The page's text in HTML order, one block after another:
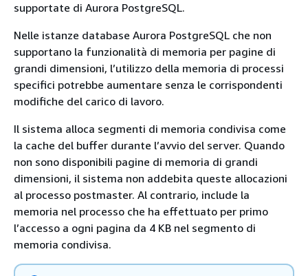
supportate di Aurora PostgreSQL.
Nelle istanze database Aurora PostgreSQL che non
supportano la funzionalità di memoria per pagine di
grandi dimensioni, l’utilizzo della memoria di processi
specifici potrebbe aumentare senza le corrispondenti
modifiche del carico di lavoro.
Il sistema alloca segmenti di memoria condivisa come
la cache del buffer durante l’avvio del server. Quando
non sono disponibili pagine di memoria di grandi
dimensioni, il sistema non addebita queste allocazioni
al processo postmaster. Al contrario, include la
memoria nel processo che ha effettuato per primo
l’accesso a ogni pagina da 4 KB nel segmento di
memoria condivisa.